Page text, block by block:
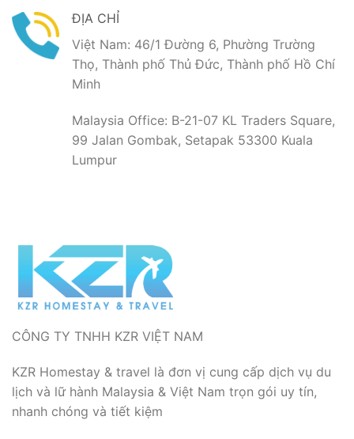
ĐỊA CHỈ
Việt Nam: 46/1 Đường 6, Phường Trường
Thọ, Thành phố Thủ Đức, Thành phố Hồ Chí
Minh
Malaysia Office: B-21-07 KL Traders Square,
99 Jalan Gombak, Setapak 53300 Kuala
Lumpur
CÔNG TY TNHH KZR VIỆT NAM
KZR Homestay & travel là đơn vị cung cấp dịch vụ du
lịch và lữ hành Malaysia & Việt Nam trọn gói uy tín,
nhanh chóng và tiết kiệm